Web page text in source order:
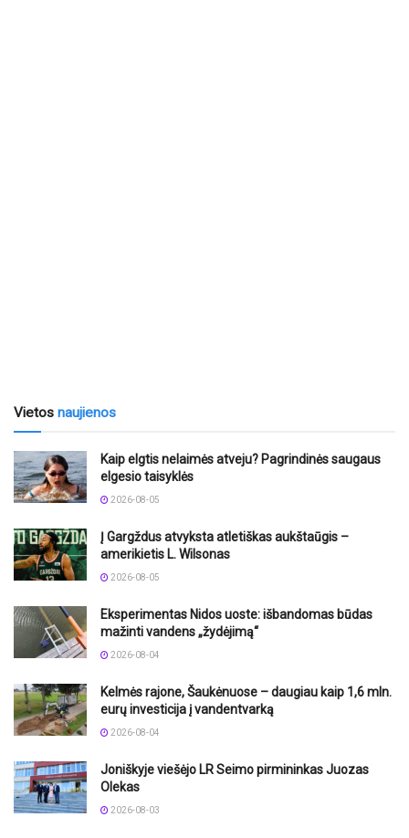
Vietos naujienos
Kaip elgtis nelaimės atveju? Pagrindinės saugaus
elgesio taisyklės
2026-08-05
Į Gargždus atvyksta atletiškas aukštaūgis –
amerikietis L. Wilsonas
2026-08-05
Eksperimentas Nidos uoste: išbandomas būdas
mažinti vandens „žydėjimą“
2026-08-04
Kelmės rajone, Šaukėnuose – daugiau kaip 1,6 mln.
eurų investicija į vandentvarką
2026-08-04
Joniškyje viešėjo LR Seimo pirmininkas Juozas
Olekas
2026-08-03